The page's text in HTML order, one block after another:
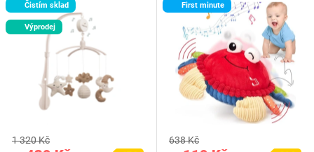
Čistím sklad
Výprodej
1 320 Kč
First minute
638 Kč